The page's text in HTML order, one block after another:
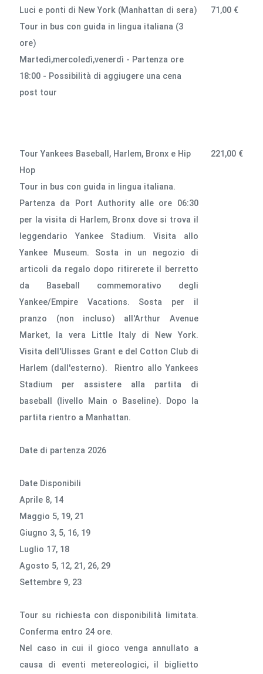
Luci e ponti di New York (Manhattan di sera)
Tour in bus con guida in lingua italiana (3
ore)
Martedì,mercoledì,venerdì - Partenza ore
18:00 - Possibilità di aggiugere una cena
post tour
71,00 €
Tour Yankees Baseball, Harlem, Bronx e Hip
Hop
Tour in bus con guida in lingua italiana.
Partenza da Port Authority alle ore 06:30
per la visita di Harlem, Bronx dove si trova il
leggendario Yankee Stadium. Visita allo
Yankee Museum. Sosta in un negozio di
articoli da regalo dopo ritirerete il berretto
da Baseball commemorativo degli
Yankee/Empire Vacations. Sosta per il
pranzo (non incluso) all'Arthur Avenue
Market, la vera Little Italy di New York.
Visita dell'Ulisses Grant e del Cotton Club di
Harlem (dall'esterno). Rientro allo Yankees
Stadium per assistere alla partita di
baseball (livello Main o Baseline). Dopo la
partita rientro a Manhattan.
Date di partenza 2026
Date Disponibili
Aprile 8, 14
Maggio 5, 19, 21
Giugno 3, 5, 16, 19
Luglio 17, 18
Agosto 5, 12, 21, 26, 29
Settembre 9, 23
Tour su richiesta con disponibilità limitata.
Conferma entro 24 ore.
Nel caso in cui il gioco venga annullato a
causa di eventi metereologici, il biglietto
221,00 €